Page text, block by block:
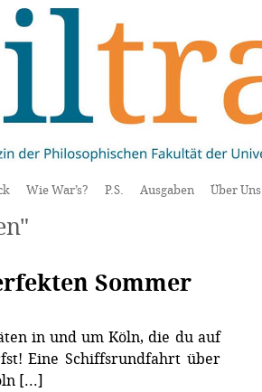
Wie War’s? P.S. Ausgaben Über Uns
Sommer
in und um Köln, die du auf
Eine Schiffsrundfahrt über
[...]